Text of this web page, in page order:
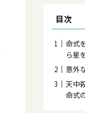
目次
命式
ら星
意外
天中
命式